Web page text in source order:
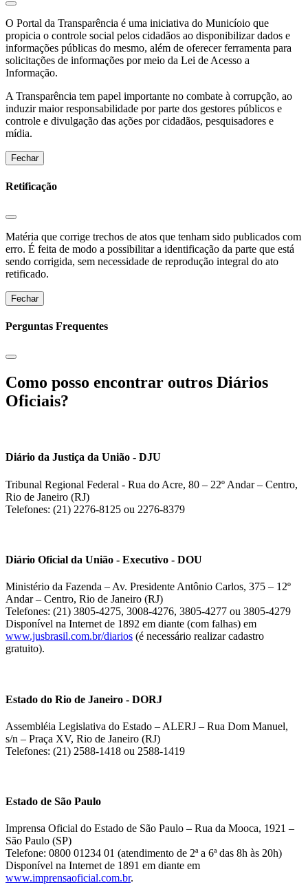
O Portal da Transparência é uma iniciativa do Municíoio que
propicia o controle social pelos cidadãos ao disponibilizar dados e
informações públicas do mesmo, além de oferecer ferramenta para
solicitações de informações por meio da Lei de Acesso a
Informação.
A Transparência tem papel importante no combate à corrupção, ao
induzir maior responsabilidade por parte dos gestores públicos e
controle e divulgação das ações por cidadãos, pesquisadores e
mídia.
Fechar
Retificação
Matéria que corrige trechos de atos que tenham sido publicados com
erro. É feita de modo a possibilitar a identificação da parte que está
sendo corrigida, sem necessidade de reprodução integral do ato
retificado.
Fechar
Perguntas Frequentes
Como posso encontrar outros Diários
Oficiais?
Diário da Justiça da União - DJU
Tribunal Regional Federal - Rua do Acre, 80 – 22º Andar – Centro,
Rio de Janeiro (RJ)
Telefones: (21) 2276-8125 ou 2276-8379
Diário Oficial da União - Executivo - DOU
Ministério da Fazenda – Av. Presidente Antônio Carlos, 375 – 12º
Andar – Centro, Rio de Janeiro (RJ)
Telefones: (21) 3805-4275, 3008-4276, 3805-4277 ou 3805-4279
Disponível na Internet de 1892 em diante (com falhas) em
www.jusbrasil.com.br/diarios (é necessário realizar cadastro
gratuito).
Estado do Rio de Janeiro - DORJ
Assembléia Legislativa do Estado – ALERJ – Rua Dom Manuel,
s/n – Praça XV, Rio de Janeiro (RJ)
Telefones: (21) 2588-1418 ou 2588-1419
Estado de São Paulo
Imprensa Oficial do Estado de São Paulo – Rua da Mooca, 1921 –
São Paulo (SP)
Telefone: 0800 01234 01 (atendimento de 2ª a 6ª das 8h às 20h)
Disponível na Internet de 1891 em diante em
www.imprensaoficial.com.br.